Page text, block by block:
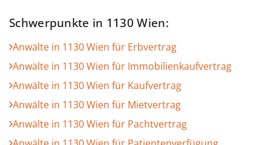
Schwerpunkte in 1130 Wien:
Anwälte in 1130 Wien für Erbvertrag
Anwälte in 1130 Wien für Immobilienkaufvertrag
Anwälte in 1130 Wien für Kaufvertrag
Anwälte in 1130 Wien für Mietvertrag
Anwälte in 1130 Wien für Pachtvertrag